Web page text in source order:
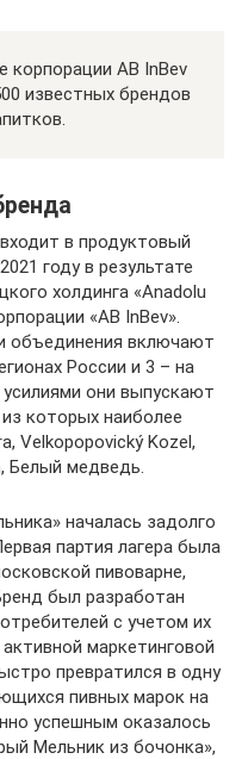
корпорации AB InBev
известных брендов
в продуктовый
году в результате
холдинга «Anadolu
«AB InBev».
объединения включают
России и 3 – на
они выпускают
которых наиболее
Velkopopovický Kozel,
Белый медведь.
началась задолго
партия лагера была
пивоварне,
был разработан
с учетом их
маркетинговой
превратился в одну
пивных марок на
успешным оказалось
Мельник из бочонка»,